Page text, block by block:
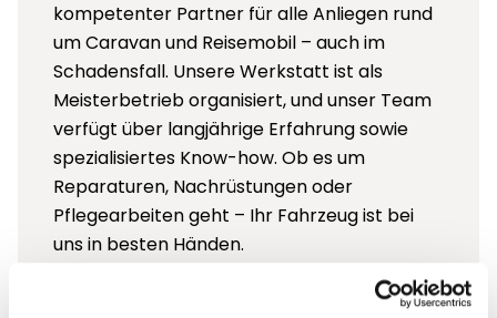
kompetenter Partner für alle Anliegen rund
um Caravan und Reisemobil – auch im
Schadensfall. Unsere Werkstatt ist als
Meisterbetrieb organisiert, und unser Team
verfügt über langjährige Erfahrung sowie
spezialisiertes Know-how. Ob es um
Reparaturen, Nachrüstungen oder
Pflegearbeiten geht – Ihr Fahrzeug ist bei
uns in besten Händen.
Mehr erfahren